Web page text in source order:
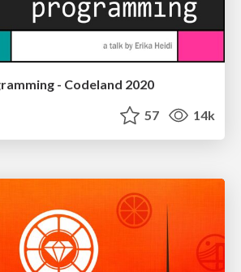
- Codeland 2020
57 14k